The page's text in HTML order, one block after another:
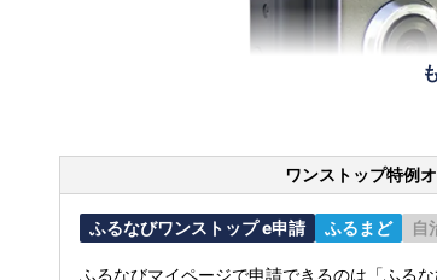
ワンストップ特例
ふるなびワンストップ e申請 ふるまど 自
ふるなびマイページで申請できるのは「ふる